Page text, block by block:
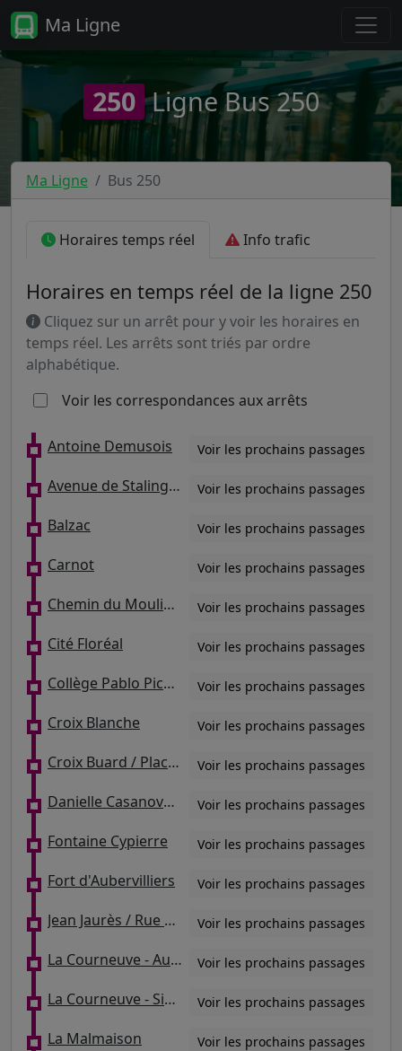
Ma Ligne
250 Ligne Bus 250
Ma Ligne Bus 250
Horaires temps réel Info trafic
Horaires en temps réel de la ligne 250
Cliquez sur un arrêt pour y voir les horaires en
temps réel. Les arrêts sont triés par ordre
alphabétique.
Voir les correspondances aux arrêts
Antoine Demusois Voir les prochains passages
Avenue de Stalingrad Voir les prochains passages
Balzac Voir les prochains passages
Carnot Voir les prochains passages
Chemin du Moulin d'Etif Voir les prochains passages
Cité Floréal Voir les prochains passages
Collège Pablo Picasso Voir les prochains passages
Croix Blanche Voir les prochains passages
Croix Buard / Place du 19 Mars 1962 Voir les prochains passages
Danielle Casanova - Pont Blanc Voir les prochains passages
Fontaine Cypierre Voir les prochains passages
Fort d'Aubervilliers Voir les prochains passages
Jean Jaurès / Rue d'Aulnay Voir les prochains passages
La Courneuve - Aubervilliers Voir les prochains passages
La Courneuve - Six Routes Voir les prochains passages
La Malmaison Voir les prochains passages